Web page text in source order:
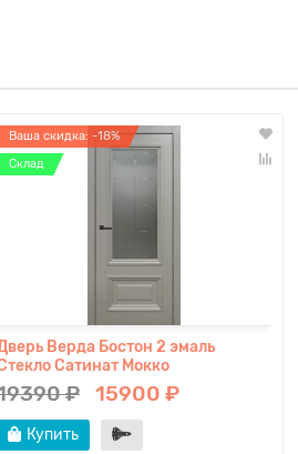
Ваша скидка: -18%
Склад
Верда Бостон 2 эмаль
Сатинат Мокко
₽ 15900 ₽
Купить